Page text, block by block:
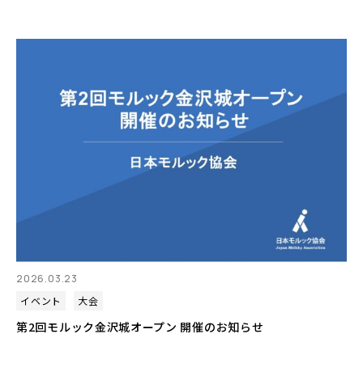
2026.03.23
イベント
大会
第2回モルック金沢城オープン 開催のお知らせ